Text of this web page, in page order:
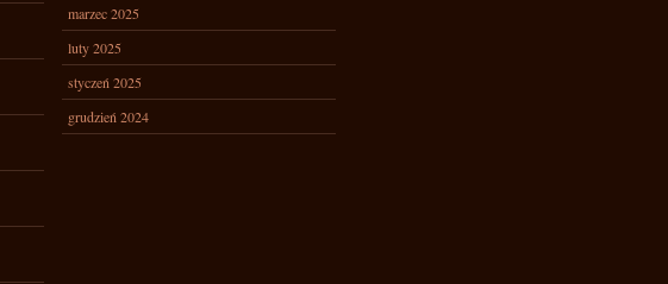
marzec 2025
luty 2025
styczeń 2025
grudzień 2024